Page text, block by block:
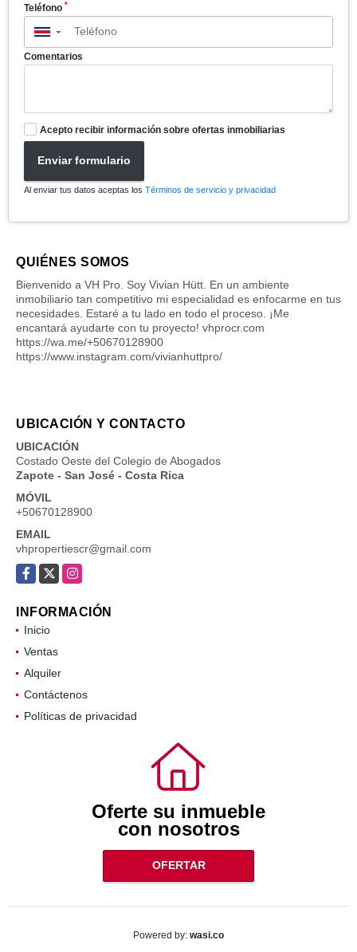
Teléfono *
▼
Comentarios
Acepto recibir información sobre ofertas inmobiliarias
Enviar formulario
Al enviar tus datos aceptas los Términos de servicio y privacidad
QUIÉNES SOMOS
Bienvenido a VH Pro. Soy Vivian Hütt. En un ambiente
inmobiliario tan competitivo mi especialidad es enfocarme en tus
necesidades. Estaré a tu lado en todo el proceso. ¡Me
encantará ayudarte con tu proyecto! vhprocr.com
https://wa.me/+50670128900
https://www.instagram.com/vivianhuttpro/
UBICACIÓN Y CONTACTO
UBICACIÓN
Costado Oeste del Colegio de Abogados
Zapote - San José - Costa Rica
MÓVIL
+50670128900
EMAIL
vhpropertiescr@gmail.com
Facebook
X Instagram
INFORMACIÓN
Inicio
Ventas
Alquiler
Contáctenos
Políticas de privacidad
Oferte su inmueble
con nosotros
OFERTAR
Powered by: wasi.co